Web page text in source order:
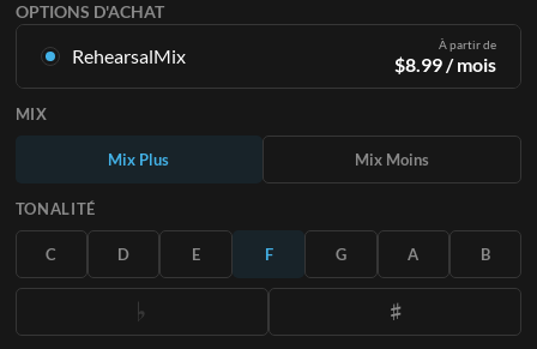
OPTIONS D'ACHAT
RehearsalMix À partir de
$8.99/ mois
Disponible dans les 12 tonalités avec des Mix Plus et Moins
pour chaque partition et le chant original.
S'ABONNER
MIX
Mix Plus Mix Moins
TONALITÉ
C D E F G A B